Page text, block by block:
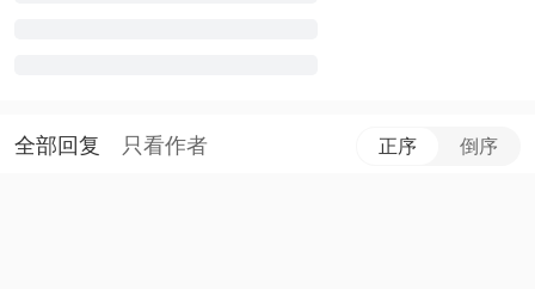
全部回复 只看作者 正序 倒序